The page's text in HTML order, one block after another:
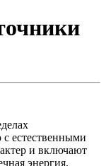
естественными
и включают
энергия,